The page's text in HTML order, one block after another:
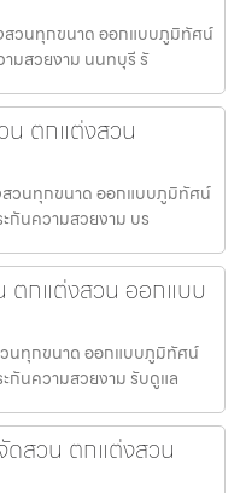
สวนทุกขนาด ออกแบบภูมิทัศน์
มสวยงาม นนทบุรี รั
ตกแต่งสวน
วนทุกขนาด ออกแบบภูมิทัศน์
กันความสวยงาม บร
ตกแต่งสวน ออกแบบ
นทุกขนาด ออกแบบภูมิทัศน์
กันความสวยงาม รับดูแล
สวน ตกแต่งสวน